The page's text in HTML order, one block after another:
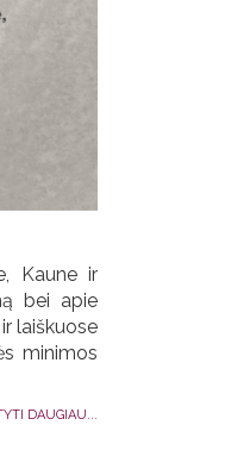
Kaune ir
bei apie
laiškuose
minimos
DAUGIAU...